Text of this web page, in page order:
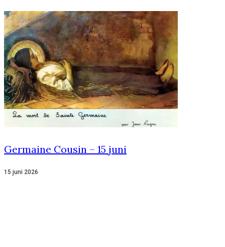
Germaine Cousin – 15 juni
15 juni 2026